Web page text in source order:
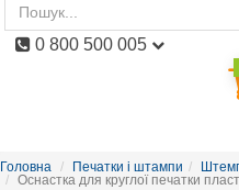
0 800 500 005
Головна Печатки і штампи
Оснастка для круглої печатки